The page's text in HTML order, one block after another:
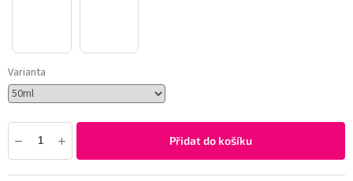
Varianta
Přidat do košíku